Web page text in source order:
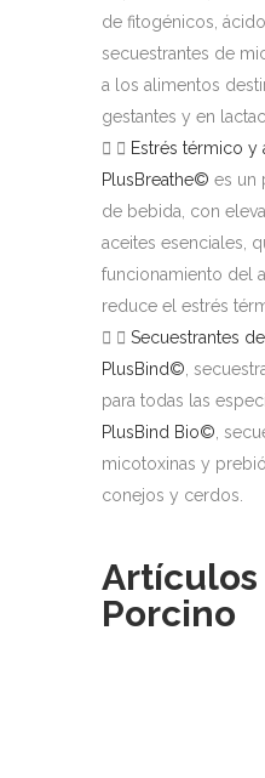
de fitogénicos,
secuestrantes de
a los alimentos
gestantes y en
Estrés térmico y
PlusBreathe© es un
de bebida, con
aceites esenciales,
funcionamiento del
reduce el estrés
Secuestrantes
PlusBind© ,
para todas las
PlusBind Bio© ,
micotoxinas y
conejos y cerdos.
Artículos
Porcino